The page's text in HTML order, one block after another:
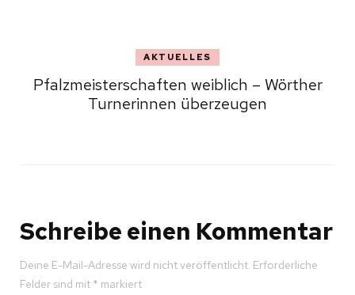
AKTUELLES
Pfalzmeisterschaften weiblich – Wörther
Turnerinnen überzeugen
Schreibe einen Kommentar
Deine E-Mail-Adresse wird nicht veröffentlicht. Erforderliche
Felder sind mit * markiert